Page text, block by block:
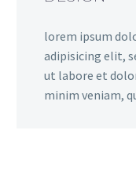
lorem ipsum
adipisicing elit,
ut labore et
minim veniam,